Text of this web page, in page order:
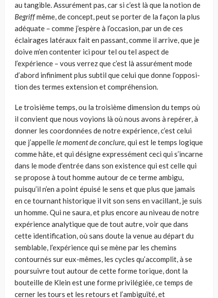
au tangible. Assurément pas, car si c’est là que la notion de
Begriffmême, de concept, peut se por­ter de la façon la plus
adéquate – comme j’espère à l’occasion, par un de ces
éclairages latéraux fait en passant, comme il arrive, que je
doive m’en contenter ici pour tel ou tel aspect de
l’expérience – vous verrez que c’est là assurément mode
d’abord infiniment plus subtil que celui que donne l’opposi­
tion des termes extension et compréhension.
Le troisième temps, ou la troisième dimension du temps où
il convient que nous voyions là où nous avons à repérer, à
donner les coordonnées de notre expérience, c’est celui
que j’appellele moment de conclure, qui est le temps logique
comme hâte, et qui désigne expressément ceci qui s’incarne
dans le mode d’entrée dans son existence qui est celle qui
se propose à tout homme autour de ce terme ambigu,
puisqu’il n’en a point épuisé le sens et que plus que jamais
en ce tournant historique il vit son sens en vacillant, je suis
un homme. Qui ne saura, et plus encore au niveau de notre
expérience analytique que de tout autre, voir que dans
cette identification, où sans doute la venue au départ du
semblable, l’expérience qui se mène par les chemins
contournés sur eux-mêmes, les cycles qu’accomplit, à se
poursuivre tout autour de cette forme torique, dont la
bouteille de Klein est une forme privilégiée, ce temps de
cerner les tours et les retours et l’ambiguïté, et